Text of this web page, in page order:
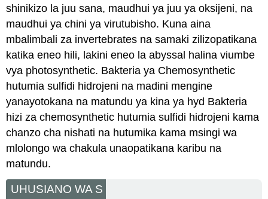
shinikizo la juu sana, maudhui ya juu ya oksijeni, na
maudhui ya chini ya virutubisho. Kuna aina
mbalimbali za invertebrates na samaki zilizopatikana
katika eneo hili, lakini eneo la abyssal halina viumbe
vya photosynthetic. Bakteria ya Chemosynthetic
hutumia sulfidi hidrojeni na madini mengine
yanayotokana na matundu ya kina ya hyd Bakteria
hizi za chemosynthetic hutumia sulfidi hidrojeni kama
chanzo cha nishati na hutumika kama msingi wa
mlolongo wa chakula unaopatikana karibu na
matundu.
UHUSIANO WA S